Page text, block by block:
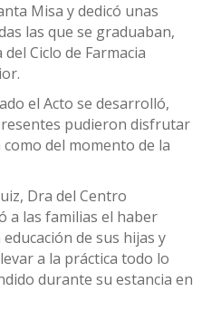
Misa y dedicó unas
las que se graduaban,
Ciclo de Farmacia
el Acto se desarrolló,
pudieron disfrutar
del momento de la
Dra del Centro
a las familias el haber
de sus hijas y
a la práctica todo lo
durante su estancia en